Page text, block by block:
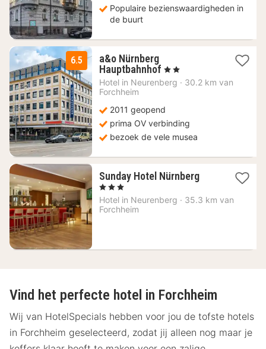
Populaire bezienswaardigheden in
de buurt
6.5
a&o Nürnberg
Hauptbahnhof 2
nachten
vanaf
€
, 2 Sterren
Hotel in Neurenberg · 30.2 km van
Forchheim
2011 geopend
prima OV verbinding
bezoek de vele musea
Sunday Hotel Nürnberg2
vanaf
, 3 Sterren
Hotel in Neurenberg · 35.3 km van
Forchheim
Vind het perfecte hotel in Forchheim
Wij van HotelSpecials hebben voor jou de tofste hotels
in Forchheim geselecteerd, zodat jij alleen nog maar je